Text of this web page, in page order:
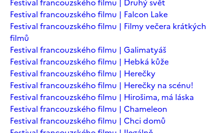
Festival francouzského filmu | Falcon Lake
Festival francouzského filmu | Filmy večera krátkých
filmů
Festival francouzského filmu | Galimatyáš
Festival francouzského filmu | Hebká kůže
Festival francouzského filmu | Herečky
Festival francouzského filmu | Herečky na scénu!
Festival francouzského filmu | Hirošima, má láska
Festival francouzského filmu | Chameleon
Festival francouzského filmu | Chci domů